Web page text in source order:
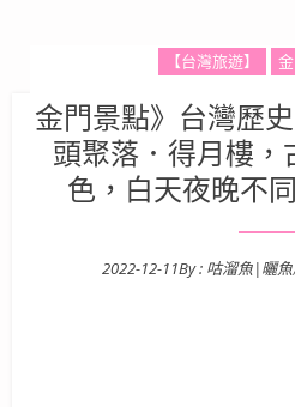
【台灣旅遊】
金門景點》台灣歷
頭聚落．得月樓，
色，白天夜晚不
2022-12-11By : 咕溜魚|曬